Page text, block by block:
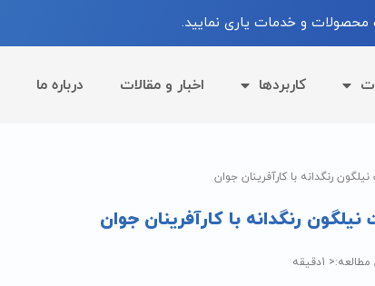
محصولات و خدمات یاری نمایید.
کاربردها اخبار و مقالات درباره ما
رنگدانه با کارآفرینان جوان
رنگدانه با کارآفرینان جوان
مطالعه:< 1 دقیقه